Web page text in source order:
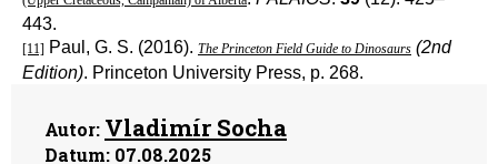
443.
[11] Paul, G. S. (2016). The Princeton Field Guide to Dinosaurs (2nd
Edition). Princeton University Press, p. 268.
Autor: Vladimír Socha
Datum: 07.08.2025